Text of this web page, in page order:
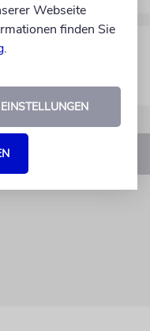
Webseite
finden Sie
.
EINSTELLUNGEN